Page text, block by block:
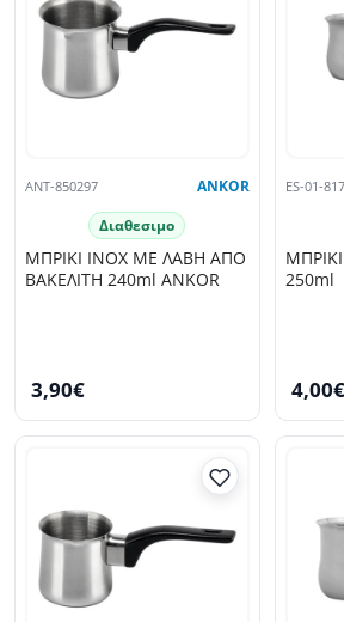
ANT-850297 ANKOR
Διαθεσιμο
ΜΠΡΙΚΙ INOX ΜΕ ΛΑΒΗ ΑΠΟ
ΒΑΚΕΛΙΤΗ 240ml ANKOR
3,90€
ES-01-
250ml
4,00€